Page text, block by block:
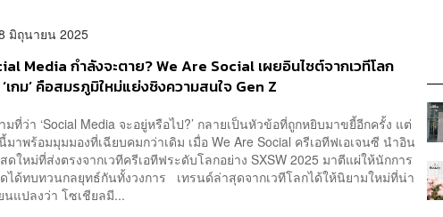
มิถุนายน 2025
Media กำลังจะตาย? We Are Social เผยอินไซต์จากเวทีโลก
‘เกม’ คือสมรภูมิใหม่แย่งชิงความสนใจ Gen Z
มที่ว่า ‘Social Media จะอยู่หรือไป?’ กลายเป็นหัวข้อที่ถูกหยิบมาขยี้อีกครั้ง แต่
มาพร้อมมุมมองที่เฉียบคมกว่าเดิม เมื่อ We Are Social ครีเอทีฟเอเจนซี นำอิน
ดใหม่ที่ส่งตรงจากเวทีครีเอทีฟระดับโลกอย่าง SXSW 2025 มาตีแผ่ให้นักการ
ได้ทบทวนกลยุทธ์กันทั้งวงการ เทรนด์ล่าสุดจากเวทีโลกได้ให้นิยามใหม่ที่น่า
นแปลงว่า โซเชียลมี...